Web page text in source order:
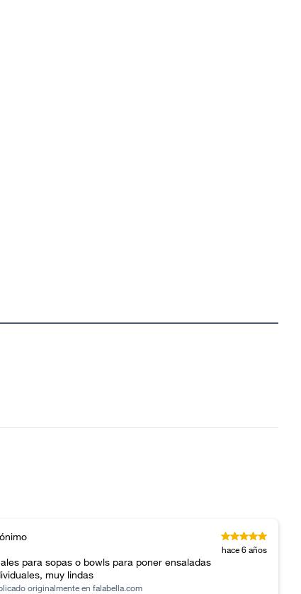
hace 6 años
para sopas o bowls para poner ensaladas
muy lindas
originalmente enfalabella.com